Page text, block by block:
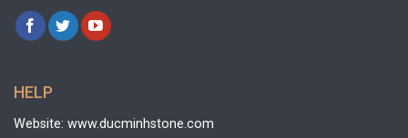
HELP
Website: www.ducminhstone.com